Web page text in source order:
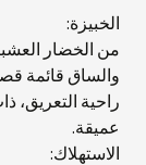
الخبيزة:
من الخضار
والساق قائمة
عميقة.
الاستهلاك: